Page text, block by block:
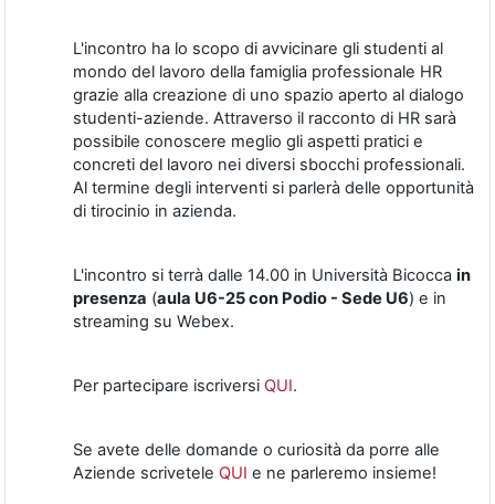
L'incontro ha lo scopo di avvicinare gli studenti al
mondo del lavoro della famiglia professionale HR
grazie alla creazione di uno spazio aperto al dialogo
studenti-aziende. Attraverso il racconto di HR sarà
possibile conoscere meglio gli aspetti pratici e
concreti del lavoro nei diversi sbocchi professionali.
Al termine degli interventi si parlerà delle opportunità
di tirocinio in azienda.
L'incontro si terrà dalle 14.00 in Università Bicocca in
presenza (aula U6-25con Podio - Sede U6) e in
streaming su Webex.
Per partecipare iscriversi QUI.
Se avete delle domande o curiosità da porre alle
Aziende scrivetele QUI e ne parleremo insieme!